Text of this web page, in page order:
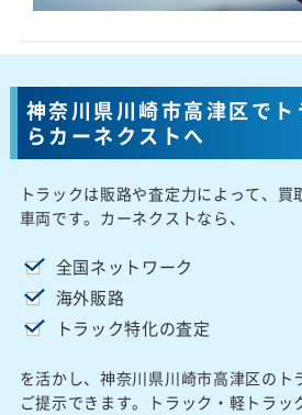
神奈川県川崎市高津区で
らカーネクストへ
トラックは販路や査定力によって、買
車両です。カーネクストなら、
全国ネットワーク
海外販路
トラック特化の査定
を活かし、神奈川県川崎市高津区のト
ご提示できます。トラック・軽トラッ